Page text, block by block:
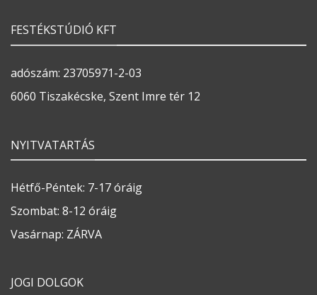
FESTÉKSTÚDIÓ KFT
adószám: 23705971-2-03
6060 Tiszakécske, Szent Imre tér 12
NYITVATARTÁS
Hétfő-Péntek: 7-17 óráig
Szombat: 8-12 óráig
Vasárnap: ZÁRVA
JOGI DOLGOK